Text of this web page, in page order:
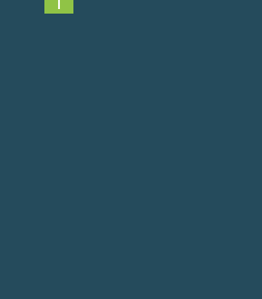
Nach oben scrollen